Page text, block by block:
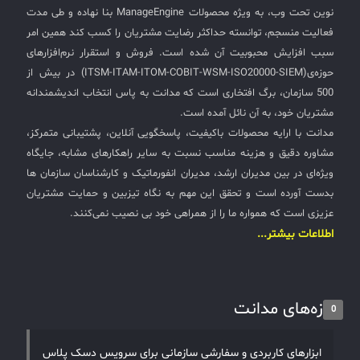
شبکه قرارست متصل شوند دارای سطح بالایی از دسترسی
هستند که به دسترسی ممتاز معروف است کنترل این
دسترسی‌ها امری بسیار حیاتی است که نمی‌توان از کنار آن
گذشت. فرایند مدیریت مجوز دسترسی از مباحث مهم و
کلیدی ISMS و ITIL است. تردیدی نیست که مدیریت
دسترسی همیشه برای سازمان‌ها مقوله‌ی حیاتی، امنیتی و
البته چالش‌برانگیزی است. هر سازمانی با پیمانکاران و
شرکت‌های پشتیبان و مشاوران زیادی در ارتباط است علاوه بر
آن کارشناسان فناوری و کاربرانی که در ایام دورکاری نیاز به
ریموت روی یک سرور خاص هستند کنترل دسترسی آنها و
ارایه مجوزات دسترسی و همچنین نظرات بر آنچه آنها در حال
انجامش هستند امری بسیار ضروری است. سوءاستفاده از حق
دسترسی یکی از محبوب‌ترین بردارهای حمله در بین
هکرهاست. سرویس ManageEngine PAM360 عرضه شده
تا از خطرات رو به رشد امنیتی با استفاده از برنامه مدیریت
نوین تحت وب، به ویژه محصولات ManageEngine بنا نهاده و طی مدت
فعالیت منسجم، توانسته حداکثر رضایت مشتریان را کسب کند همین امر
سبب افزایش محبوبیت آن شده است. فروش و استقرار نرم‌افزارهای
حوزه‌ی(ITSM-ITAM-ITOM-COBIT-WSM-ISO20000-SIEM) در بیش از
500 سازمان، برگ افتخاری است که مدانت به پاس انتخاب اندیشمندانه
مشتریان خود، به آن نائل آمده است.
مدانت با ارایه محصولات باکیفیت، پاسخگویی آنلاین، پشتیبانی متمرکز،
مشاوره دقیق و هزینه مناسب نسبت به سایر راهکارهای مشابه، جایگاه
ویژه‌ای در بین مدیران ارشد، مدیران انفورماتیک و کارشناسان سازمان ها
بدست آورده است و تحقق این مهم به نگاه تیزبین و حمایت مشتریان
عزیزی است که همواره ما را از همراهی خود بی نصیب نمی‌کنند.
اطلاعات بیشتر...
تازه‌های مدانت0
ابزارهای کاربردی و سفارشی سازمانی برای سرویس دسک پلاس
✧
سامانه مدیریت دارایی‌ها [Asset Explorer]
DDI
◉
ManageEngine Malware Protection Plus
سامانه مدیریت و مانیتورینگ شبکه